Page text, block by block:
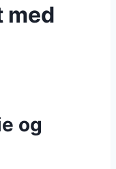
med
og